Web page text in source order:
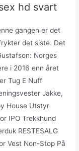
hd svart
gangen er det
det siste. Det
Norges
i 2016 enn året
Tug E Nuff
Jakke,
House Utstyr
IPO Trekkhund
RESTESALG
Vest Non-Stop På